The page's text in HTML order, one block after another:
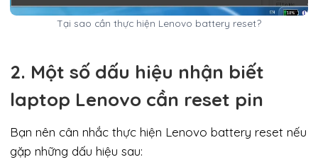
Tại sao cần thực hiện Lenovo battery reset?
2. Một số dấu hiệu nhận biết
laptop Lenovo cần reset pin
Bạn nên cân nhắc thực hiện Lenovo battery reset nếu
gặp những dấu hiệu sau: